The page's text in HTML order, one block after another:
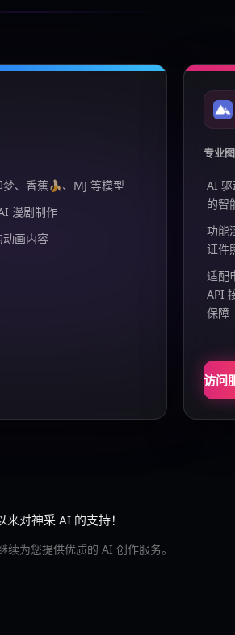
、香蕉🍌、MJ 等模型
漫剧制作
画内容
专业
AI 驱
的智
功能
证件
适配
API
保障
访问
来对神采 AI 的支持！
为您提供优质的 AI 创作服务。